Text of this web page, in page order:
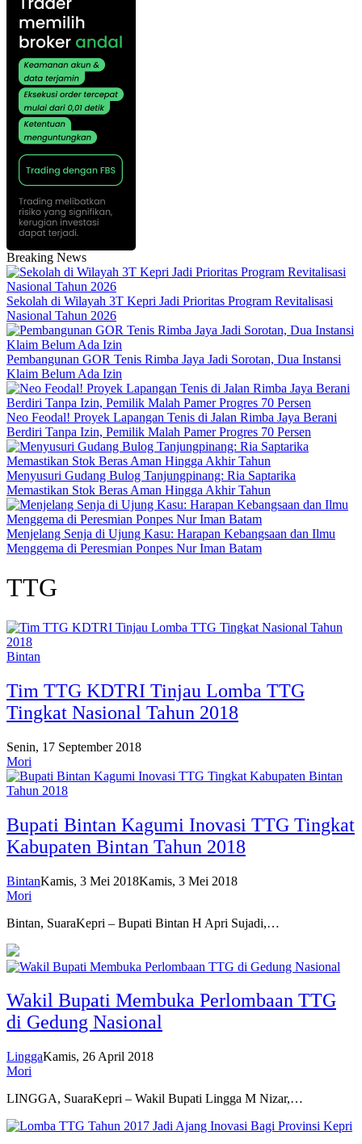
Breaking News
Sekolah di Wilayah 3T Kepri Jadi Prioritas Program Revitalisasi
Nasional Tahun 2026
Pembangunan GOR Tenis Rimba Jaya Jadi Sorotan, Dua Instansi
Klaim Belum Ada Izin
Neo Feodal! Proyek Lapangan Tenis di Jalan Rimba Jaya Berani
Berdiri Tanpa Izin, Pemilik Malah Pamer Progres 70 Persen
Menyusuri Gudang Bulog Tanjungpinang: Ria Saptarika
Memastikan Stok Beras Aman Hingga Akhir Tahun
Menjelang Senja di Ujung Kasu: Harapan Kebangsaan dan Ilmu
Menggema di Peresmian Ponpes Nur Iman Batam
TTG
Bintan
Tim TTG KDTRI Tinjau Lomba TTG
Tingkat Nasional Tahun 2018
Senin, 17 September 2018
Mori
Bupati Bintan Kagumi Inovasi TTG Tingkat
Kabupaten Bintan Tahun 2018
BintanKamis, 3 Mei 2018Kamis, 3 Mei 2018
Mori
Bintan, SuaraKepri – Bupati Bintan H Apri Sujadi,…
Wakil Bupati Membuka Perlombaan TTG
di Gedung Nasional
LinggaKamis, 26 April 2018
Mori
LINGGA, SuaraKepri – Wakil Bupati Lingga M Nizar,…